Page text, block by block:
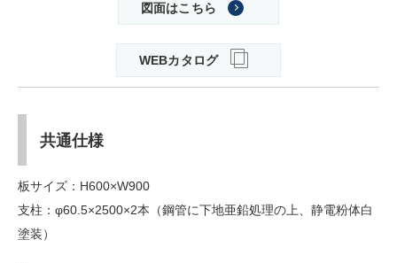
図面はこちら
WEBカタログ
共通仕様
板サイズ：H600×W900
支柱：φ60.5×2500×2本（鋼管に下地亜鉛処理の上、静電粉体白
塗装）